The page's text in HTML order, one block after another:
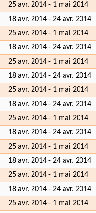
25 avr. 2014 - 1 mai 2014
18 avr. 2014 - 24 avr. 2014
25 avr. 2014 - 1 mai 2014
18 avr. 2014 - 24 avr. 2014
25 avr. 2014 - 1 mai 2014
18 avr. 2014 - 24 avr. 2014
25 avr. 2014 - 1 mai 2014
18 avr. 2014 - 24 avr. 2014
25 avr. 2014 - 1 mai 2014
18 avr. 2014 - 24 avr. 2014
25 avr. 2014 - 1 mai 2014
18 avr. 2014 - 24 avr. 2014
25 avr. 2014 - 1 mai 2014
18 avr. 2014 - 24 avr. 2014
25 avr. 2014 - 1 mai 2014